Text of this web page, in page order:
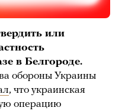
или
в Белгороде.
обороны Украины
, что украинская
операцию